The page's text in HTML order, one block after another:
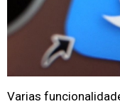
Varias